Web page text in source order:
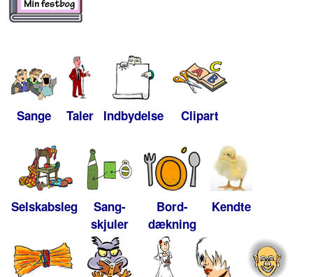
Sange Taler Indbydelse Clipart
Selskabsleg
Sang-
skjuler
Bord-
dækning
Kendte